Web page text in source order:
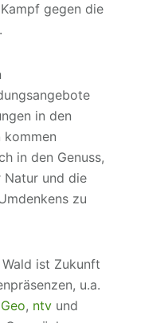
gegen die
in den
kommen
in den Genuss,
Natur und die
zu
ist Zukunft
u.a.
Geo, ntv und